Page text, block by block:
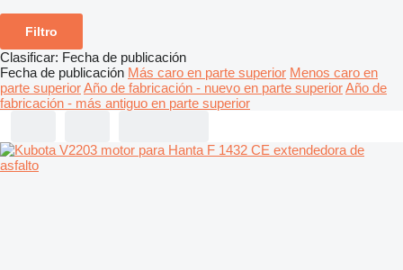
Filtro
Clasificar: Fecha de publicación
Fecha de publicación Más caro en parte superior Menos caro en
parte superiorAño de fabricación - nuevo en parte superiorAño de
fabricación - más antiguo en parte superior